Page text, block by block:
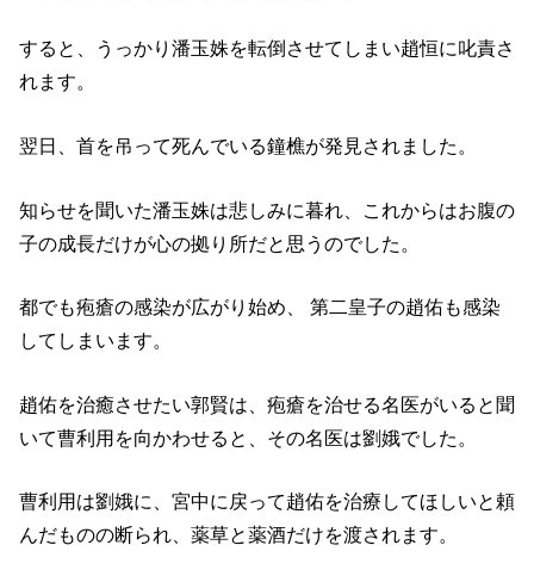
すると、うっかり潘玉姝を転倒させてしまい趙恒に叱責さ
れます。
翌日、首を吊って死んでいる鐘樵が発見されました。
知らせを聞いた潘玉姝は悲しみに暮れ、これからはお腹の
子の成長だけが心の拠り所だと思うのでした。
都でも疱瘡の感染が広がり始め、 第二皇子の趙佑も感染
してしまいます。
趙佑を治癒させたい郭賢は、疱瘡を治せる名医がいると聞
いて曹利用を向かわせると、その名医は劉娥でした。
曹利用は劉娥に、宮中に戻って趙佑を治療してほしいと頼
んだものの断られ、薬草と薬酒だけを渡されます。